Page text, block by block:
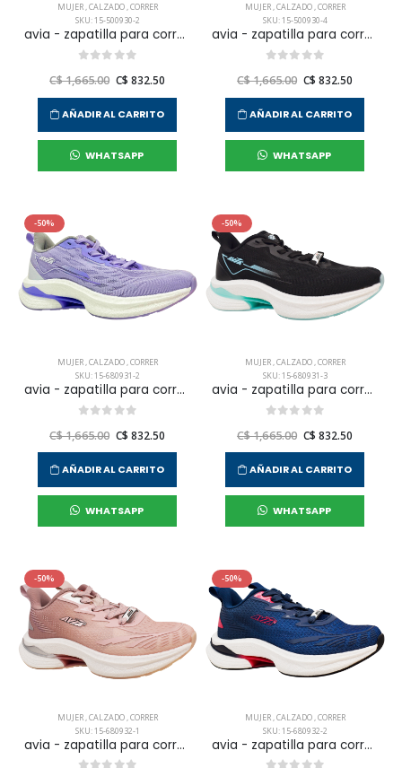
MUJER,CALZADO,CORRER
SKU: 15-500930-2
avia - zapatilla para correr capella para mujer
C$ 1,665.00 C$ 832.50
AÑADIR AL CARRITO
WHATSAPP
MUJER,CALZADO,CORRER
SKU: 15-500930-4
avia - zapatilla para correr capella para mujer
C$ 1,665.00 C$ 832.50
AÑADIR AL CARRITO
WHATSAPP
-50%
MUJER,CALZADO,CORRER
SKU: 15-680931-2
avia - zapatilla para correr hadar para mujer
C$ 1,665.00 C$ 832.50
AÑADIR AL CARRITO
WHATSAPP
-50%
MUJER,CALZADO,CORRER
SKU: 15-680931-3
avia - zapatilla para correr hadar para mujer
C$ 1,665.00 C$ 832.50
AÑADIR AL CARRITO
WHATSAPP
-50%
MUJER,CALZADO,CORRER
SKU: 15-680932-1
avia - zapatilla para correr minosa para mujer
-50%
MUJER,CALZADO,CORRER
SKU: 15-680932-2
avia - zapatilla para correr minosa para mujer